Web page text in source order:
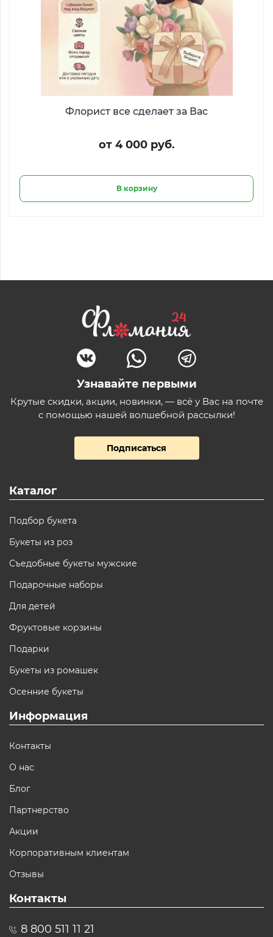
Флорист все сделает за Вас
от 4 000 руб.
В корзину
Узнавайте первыми
Крутые скидки, акции, новинки, — всё у Вас на почте
с помощью нашей волшебной рассылки!
Подписаться
Каталог
Подбор букета
Букеты из роз
Съедобные букеты мужские
Подарочные наборы
Для детей
Фруктовые корзины
Подарки
Букеты из ромашек
Осенние букеты
Информация
Контакты
О нас
Блог
Партнерство
Акции
Корпоративным клиентам
Отзывы
Контакты
8 800 511 11 21